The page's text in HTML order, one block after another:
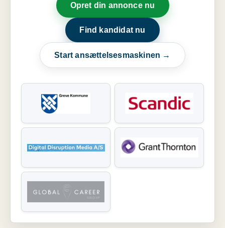
Opret din annonce nu
Find kandidat nu
Start ansættelsesmaskinen →